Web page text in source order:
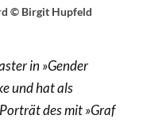
© Birgit Hupfeld
in »Gender
und hat als
des mit »Graf